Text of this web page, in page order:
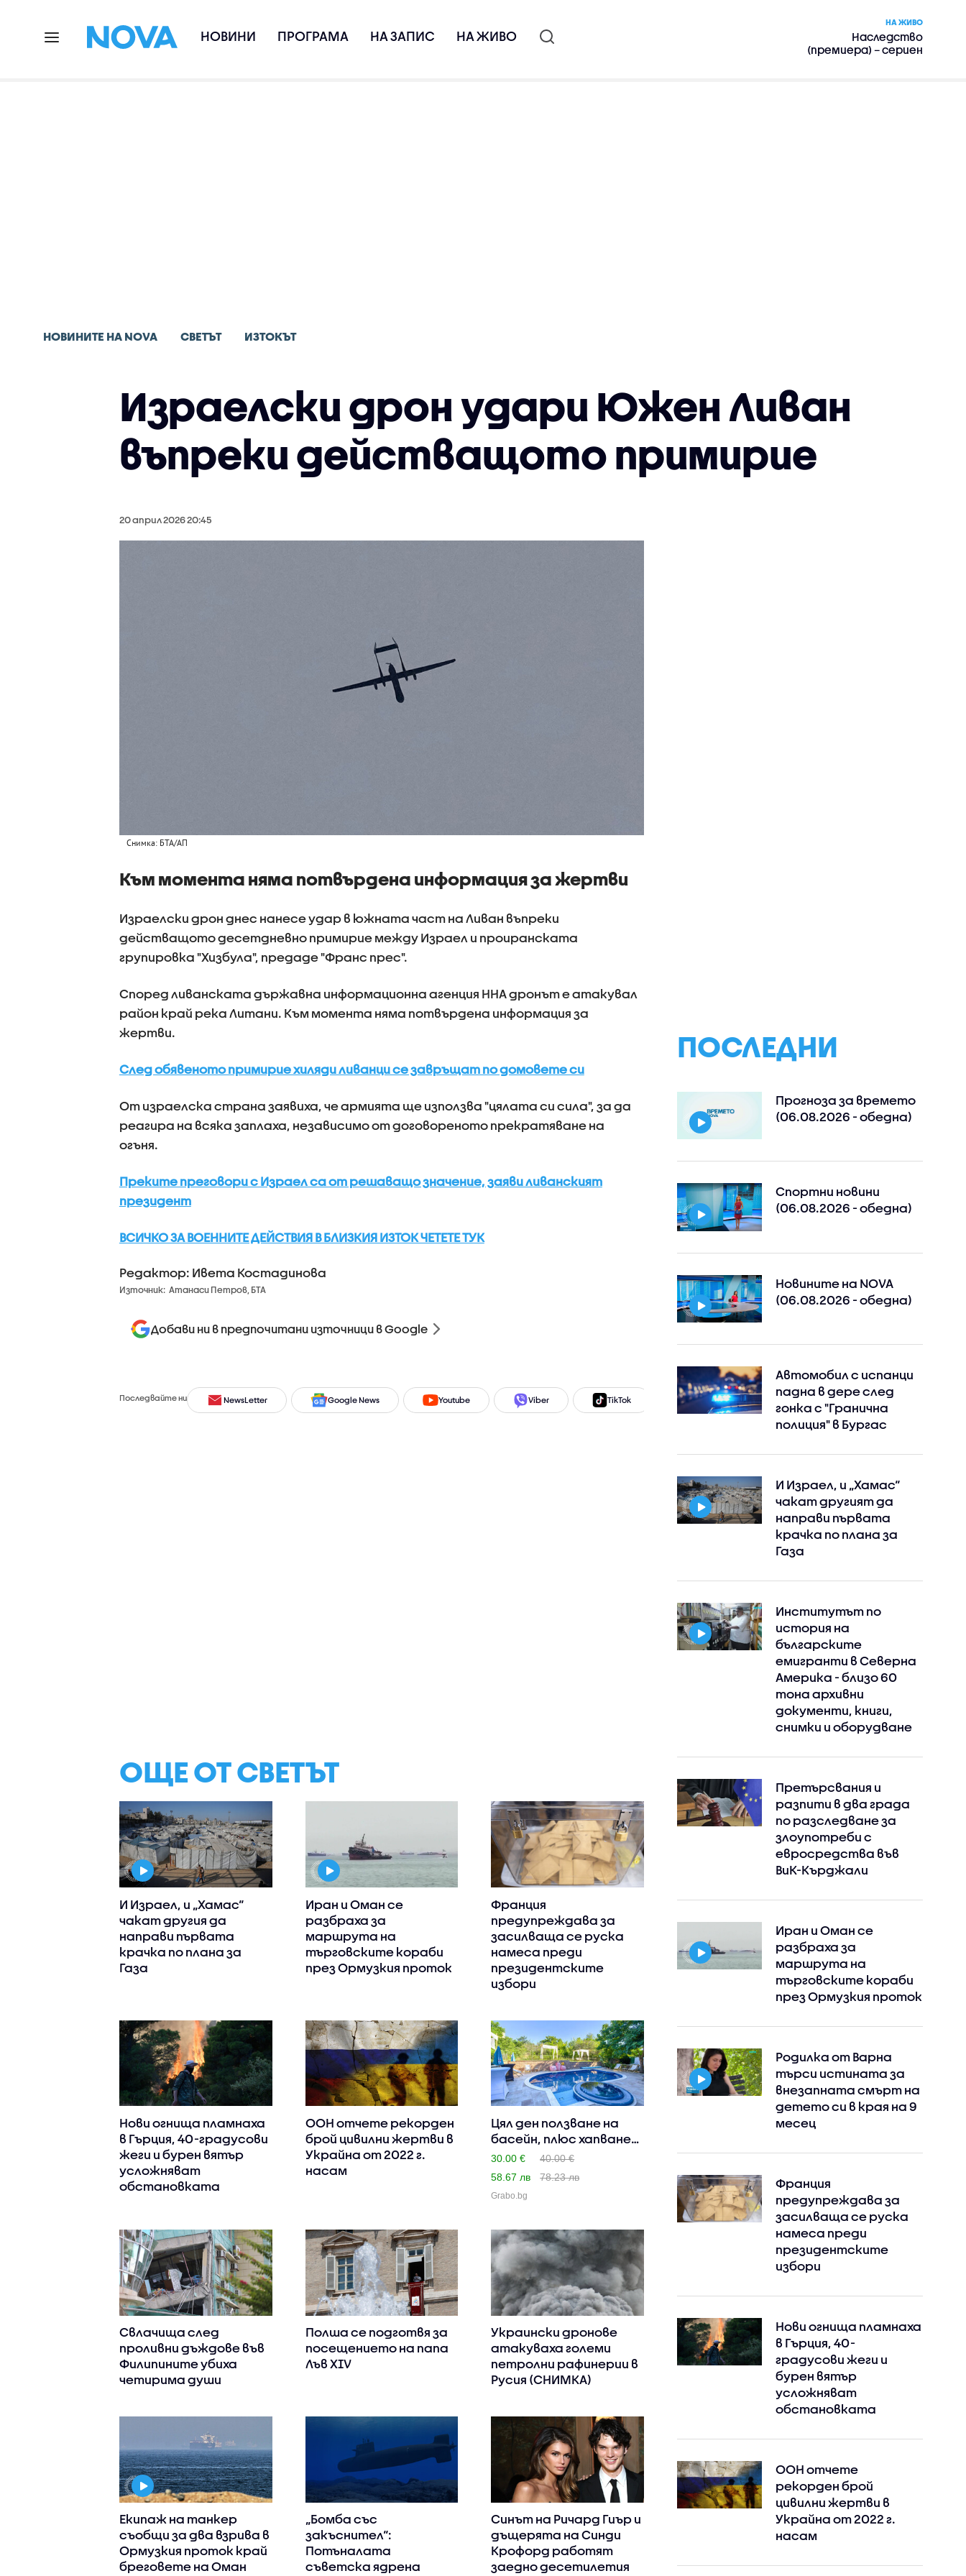
НОВИНИ ПРОГРАМА НА ЗАПИС НА ЖИВО
НА ЖИВО
Наследство
(премиера) – сериен
НОВИНИТЕ НА NOVA СВЕТЪТ ИЗТОКЪТ
Израелски дрон удари Южен Ливан
въпреки действащото примирие
20 април 2026 20:45
Снимка: БТА/АП
Към момента няма потвърдена информация за жертви
Израелски дрон днес нанесе удар в южната част на Ливан въпреки
действащото десетдневно примирие между Израел и проиранската
групировка "Хизбула", предаде "Франс прес".
Според ливанската държавна информационна агенция ННА дронът е атакувал
район край река Литани. Към момента няма потвърдена информация за
жертви.
След обявеното примирие хиляди ливанци се завръщат по домовете си
От израелска страна заявиха, че армията ще използва "цялата си сила", за да
реагира на всяка заплаха, независимо от договореното прекратяване на
огъня.
Преките преговори с Израел са от решаващо значение, заяви ливанският
президент
ВСИЧКО ЗА ВОЕННИТЕ ДЕЙСТВИЯ В БЛИЗКИЯ ИЗТОК ЧЕТЕТЕ ТУК
Редактор: Ивета Костадинова
Източник: Атанаси Петров, БТА
Добави ни в предпочитани източници в Google
Последвайте ни NewsLetter Google News Youtube Viber TikTok Instagram Facebook
ОЩЕ ОТ СВЕТЪТ
И Израел, и „Хамас“
чакат другия да
направи първата
крачка по плана за
Газа
Иран и Оман се
разбраха за
маршрута на
търговските кораби
през Ормузкия проток
Франция
предупреждава за
засилваща се руска
намеса преди
президентските
избори
Нови огнища пламнаха
в Гърция, 40-градусови
жеги и бурен вятър
усложняват
обстановката
ООН отчете рекорден
брой цивилни жертви в
Украйна от 2022 г.
насам
Цял ден ползване на
басейн, плюс хапване
по ..
30.00 €
40.00 €
58.67 лв
78.23 лв
Grabo.bg
Свлачища след
проливни дъждове във
Филипините убиха
четирима души
Полша се подготвя за
посещението на папа
Лъв XIV
Украински дронове
атакуваха големи
петролни рафинерии в
Русия (СНИМКА)
Екипаж на танкер
съобщи за два взрива в
Ормузкия проток край
бреговете на Оман
„Бомба със
закъснител“:
Потъналата
съветска ядрена
Синът на Ричард Гиър и
дъщерята на Синди
Крофорд работят
заедно десетилетия
ПОСЛЕДНИ
Прогноза за времето
(06.08.2026 - обедна)
Спортни новини
(06.08.2026 - обедна)
Новините на NOVA
(06.08.2026 - обедна)
Автомобил с испанци
падна в дере след
гонка с "Гранична
полиция" в Бургас
И Израел, и „Хамас“
чакат другият да
направи първата
крачка по плана за
Газа
Институтът по
история на
българските
емигранти в Северна
Америка - близо 60
тона архивни
документи, книги,
снимки и оборудване
Претърсвания и
разпити в два града
по разследване за
злоупотреби с
евросредства във
ВиК-Кърджали
Иран и Оман се
разбраха за
маршрута на
търговските кораби
през Ормузкия проток
Родилка от Варна
търси истината за
внезапната смърт на
детето си в края на 9
месец
Франция
предупреждава за
засилваща се руска
намеса преди
президентските
избори
Нови огнища пламнаха
в Гърция, 40-
градусови жеги и
бурен вятър
усложняват
обстановката
ООН отчете
рекорден брой
цивилни жертви в
Украйна от 2022 г.
насам